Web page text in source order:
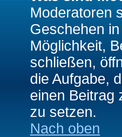
Moderatoren
Geschehen
Möglichkeit,
schließen,
die Aufgabe,
einen Beitrag
zu setzen.
Nach oben